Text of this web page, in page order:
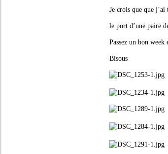
Je crois que que
le port d’une paire
Passez un bon week
Bisous